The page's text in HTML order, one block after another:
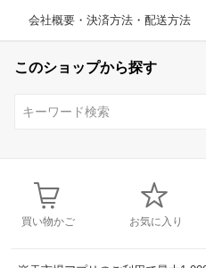
会社概要・決済方法・配送方法
このショップから探す
買い物かご お気に入り